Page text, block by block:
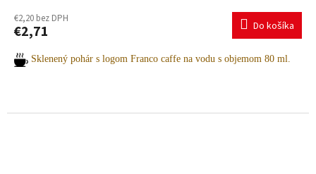
€2,20 bez DPH
€2,71 Do košíka
Sklenený pohár s logom Franco caffe na vodu s objemom 80 ml.
Potrebujete pomoc s výberom? Radi vám poradíme.